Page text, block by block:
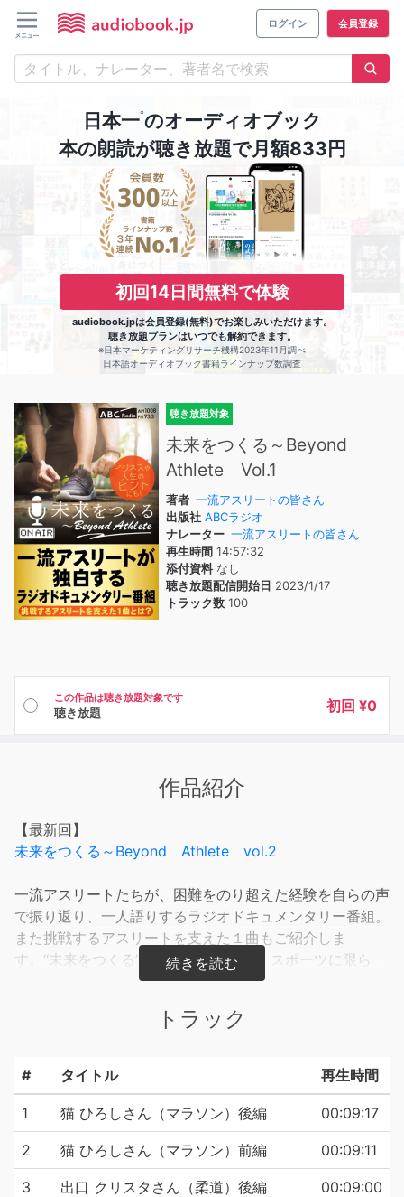
ログイン 会員登録
日本一※のオーディオブック
本の朗読が聴き放題で月額833円
初回14日間無料で体験
audiobook.jpは会員登録(無料)でお楽しみいただけます。
聴き放題プランはいつでも解約できます。
※日本マーケティングリサーチ機構2023年11月調べ
日本語オーディオブック書籍ラインナップ数調査
聴き放題対象
未来をつくる～Beyond
Athlete Vol.1
著者 一流アスリートの皆さん
出版社 ABCラジオ
ナレーター 一流アスリートの皆さん
再生時間 14:57:32
添付資料なし
聴き放題配信開始日 2023/1/17
トラック数 100
この作品は聴き放題対象です
聴き放題 初回 ¥0
作品紹介
【最新回】
未来をつくる～Beyond Athlete vol.2
一流アスリートたちが、困難をのり超えた経験を自らの声
で振り返り、一人語りするラジオドキュメンタリー番組。
また挑戦するアスリートを支えた１曲もご紹介しま
す。“未来をつくる”アスリートの声は、スポーツに限ら
ず、ビジネスや人生におけるヒントをあなたに与えてくれ
トラック
# タイトル 再生時間
1 猫 ひろしさん（マラソン）後編 00:09:17
2 猫 ひろしさん（マラソン）前編 00:09:11
3 出口 クリスタさん（柔道）後編 00:09:00